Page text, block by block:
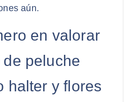
aún.
en valorar
de peluche
halter y flores